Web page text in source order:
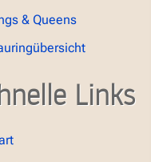
& Queens
Links